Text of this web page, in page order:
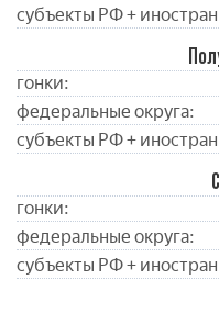
субъекты РФ +
гонки:
федеральные округа:
субъекты РФ +
гонки:
федеральные округа:
субъекты РФ +